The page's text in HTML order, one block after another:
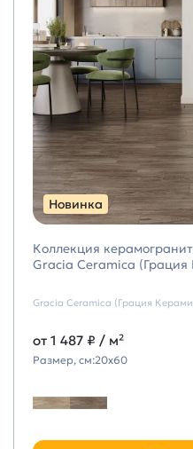
Новинка
Коллекция
Gracia Ceramica
Gracia Ceramica (Грация
от 1 487 ₽ / м²
Размер, см:20х60